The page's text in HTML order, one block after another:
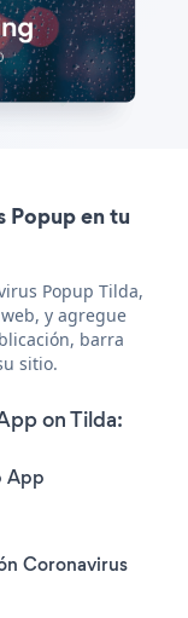
Popup en tu
Popup Tilda,
y agregue
barra
sitio.
on Tilda:
App
Coronavirus